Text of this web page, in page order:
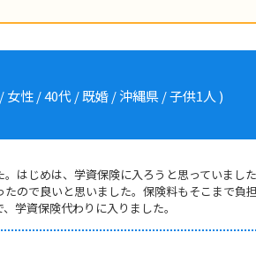
性 / 40代 / 既婚 / 沖縄県 / 子供1人 )
はじめは、学資保険に入ろうと思っていました
ので良いと思いました。保険料もそこまで負
学資保険代わりに入りました。